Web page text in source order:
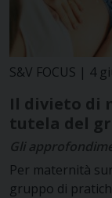
S&V FOCUS | 4
Il divieto di
tutela del
Gli
Per maternità
gruppo di